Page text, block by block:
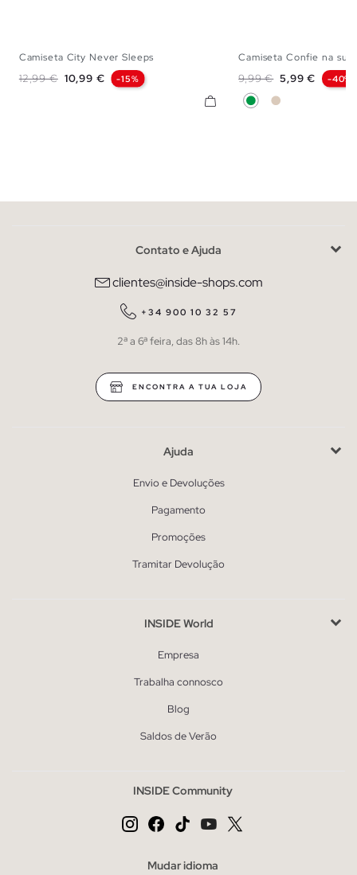
S XL
Camiseta City Never Sleeps
Preço normal
12,99 € Preço
10,99 € -15%
Camiseta Confie na sua
Preço normal
9,99 € Preço
5,99 € -40%
VerdeOff White
Contato e Ajuda
clientes@inside-shops.com
+34 900 10 32 57
2ª a 6ª feira, das 8h às 14h.
ENCONTRA A TUA LOJA
Ajuda
Envio e Devoluções
Pagamento
Promoções
Tramitar Devolução
INSIDE World
Empresa
Trabalha connosco
Blog
Saldos de Verão
INSIDE Community
Mudar idioma